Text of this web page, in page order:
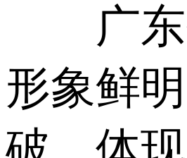
广东省
形象鲜